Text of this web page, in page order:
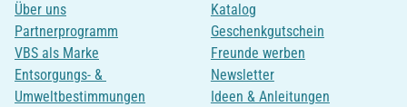
Über uns
Partnerprogramm
VBS als Marke
Entsorgungs- &
Umweltbestimmungen
Katalog
Geschenkgutschein
Freunde werben
Newsletter
Ideen & Anleitungen